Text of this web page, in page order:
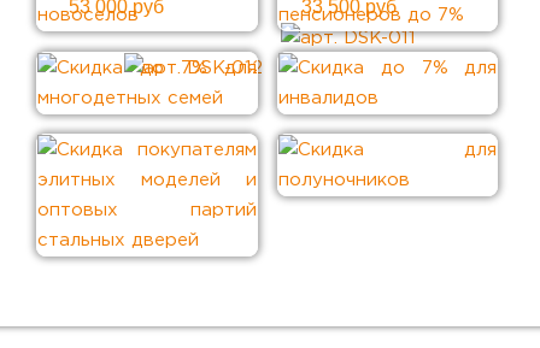
53 000 руб 33 500 руб